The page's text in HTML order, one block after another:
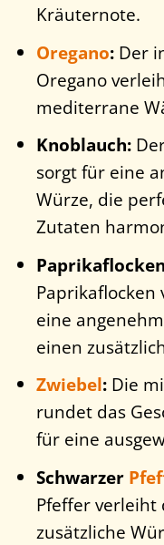
Kräuternote.
Oregano:Der
Oregano
mediterrane
Knoblauch:
sorgt für eine
Würze, die
Zutaten
eine
einen
Zwiebel:Die
rundet das
für eine
Schwarzer
Pfeffer
zusätzliche